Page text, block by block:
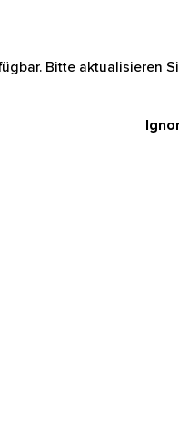
Bitte aktualisieren